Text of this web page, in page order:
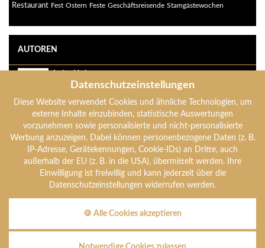
Datenschutzeinstellungen
Diese Website verwendet Cookies und ähnliche Technologien, um
externe Inhalte einzubinden, statistische Auswertungen
vorzunehmen sowie personalisierte und nicht-personalisierte
Werbung anzuzeigen. Dabei können personenbezogene Daten (z. B.
IP-Adresse, Gerätekennungen, Cookie-IDs) an Dritte, auch
außerhalb der EU (z. B. in die USA), übermittelt werden. Ihre
Einwilligung ist freiwillig und kann jederzeit über die
Datenschutzeinstellungen widerrufen werden.
🍪 Alle Cookies akzeptieren
Restaurant Fest Ostern Feste Geschäftsreisende Stamgästewochen
AUTOREN
anita-holzer
Anton Holzer
anton-holzer
Verena Holzer
verena-holzer
Hotel Mooshof · Familie Holzer · Mooshof 7 · D-94249 Bodenmais